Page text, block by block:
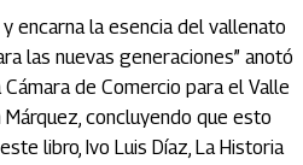
encarna la esencia del vallenato
las nuevas generaciones” anotó
de Comercio para el Valle
Márquez, concluyendo que esto
libro, Ivo Luis Díaz, La Historia